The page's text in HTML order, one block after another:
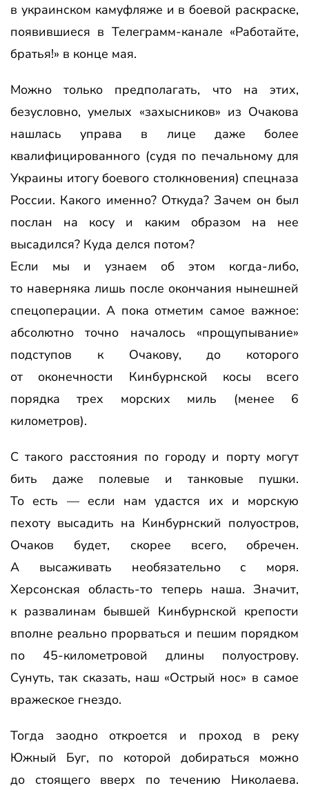
в украинском камуфляже и в боевой раскраске,
появившиеся в Телеграмм-канале «Работайте,
братья!» в конце мая.
Можно только предполагать, что на этих,
безусловно, умелых «захысников» из Очакова
нашлась управа в лице даже более
квалифицированного (судя по печальному для
Украины итогу боевого столкновения) спецназа
России. Какого именно? Откуда? Зачем он был
послан на косу и каким образом на нее
высадился? Куда делся потом?
Если мы и узнаем об этом когда-либо,
то наверняка лишь после окончания нынешней
спецоперации. А пока отметим самое важное:
абсолютно точно началось «прощупывание»
подступов к Очакову, до которого
от оконечности Кинбурнской косы всего
порядка трех морских миль (менее 6
километров).
С такого расстояния по городу и порту могут
бить даже полевые и танковые пушки.
То есть — если нам удастся их и морскую
пехоту высадить на Кинбурнский полуостров,
Очаков будет, скорее всего, обречен.
А высаживать необязательно с моря.
Херсонская область-то теперь наша. Значит,
к развалинам бывшей Кинбурнской крепости
вполне реально прорваться и пешим порядком
по 45-километровой длины полуострову.
Сунуть, так сказать, наш «Острый нос» в самое
вражеское гнездо.
Тогда заодно откроется и проход в реку
Южный Буг, по которой добираться можно
до стоящего вверх по течению Николаева.